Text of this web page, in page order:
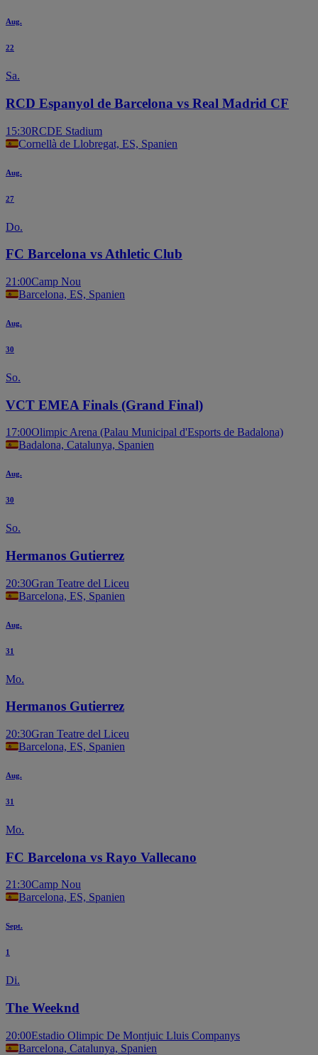
Aug.
22
Sa.
RCD Espanyol de Barcelona vs Real Madrid CF
15:30RCDE Stadium
Cornellà de Llobregat, ES, Spanien
Aug.
27
Do.
FC Barcelona vs Athletic Club
21:00Camp Nou
Barcelona, ES, Spanien
Aug.
30
So.
VCT EMEA Finals (Grand Final)
17:00Olimpic Arena (Palau Municipal d'Esports de Badalona)
Badalona, Catalunya, Spanien
Aug.
30
So.
Hermanos Gutierrez
20:30Gran Teatre del Liceu
Barcelona, ES, Spanien
Aug.
31
Mo.
Hermanos Gutierrez
20:30Gran Teatre del Liceu
Barcelona, ES, Spanien
Aug.
31
Mo.
FC Barcelona vs Rayo Vallecano
21:30Camp Nou
Barcelona, ES, Spanien
Sept.
1
Di.
The Weeknd
20:00Estadio Olimpic De Montjuic Lluis Companys
Barcelona, Catalunya, Spanien